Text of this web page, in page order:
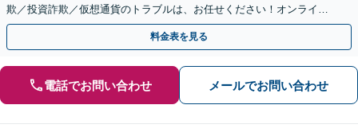
欺／投資詐欺／仮想通貨のトラブルは、お任せください！オンライン
のみで解決も可能！
料金表を見る
電話でお問い合わせ メールでお問い合わせ